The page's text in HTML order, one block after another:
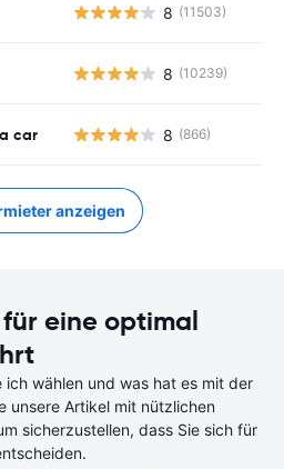
8 (11503)
8 (10239)
car 8 (866)
anzeigen
eine optimal
ich wählen und was hat es mit der
unsere Artikel mit nützlichen
sicherzustellen, dass Sie sich für